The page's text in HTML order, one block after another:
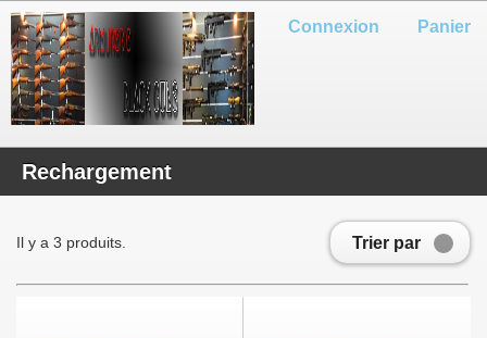
Panier
Connexion
Rechargement
Trier par
Il y a 3 produits.